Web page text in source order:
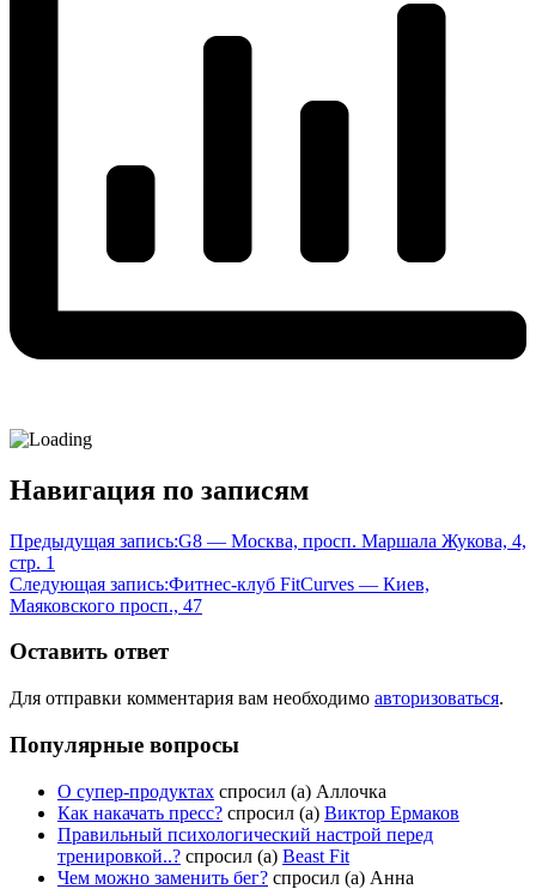
Навигация по записям
Предыдущая запись:G8 — Москва, просп. Маршала Жукова, 4,
стр. 1
Следующая запись:Фитнес-клуб FitCurves — Киев,
Маяковского просп., 47
Оставить ответ
Для отправки комментария вам необходимо авторизоваться.
Популярные вопросы
О супер-продуктах спросил (а) Аллочка
Как накачать пресс? спросил (а) Виктор Ермаков
Правильный психологический настрой перед
тренировкой..? спросил (а) Beast Fit
Чем можно заменить бег? спросил (а) Анна